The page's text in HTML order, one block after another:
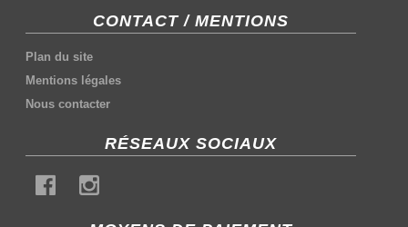
CONTACT / MENTIONS
Plan du site
Mentions légales
Nous contacter
RÉSEAUX SOCIAUX